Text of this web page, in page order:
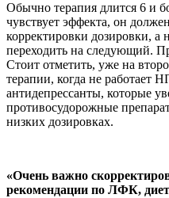
Обычно терапия длится 6 и
чувствует эффекта, он
корректировки дозировки, а
переходить на следующий.
Стоит отметить, уже на
терапии, когда не работает
антидепрессанты, которые
противосудорожные
низких дозировках.
«Очень важно
рекомендации по ЛФК,